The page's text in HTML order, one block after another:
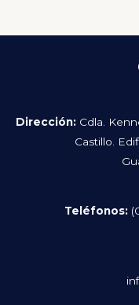
S.A.
Dirección: Cdla.
Castillo.
Teléfonos: